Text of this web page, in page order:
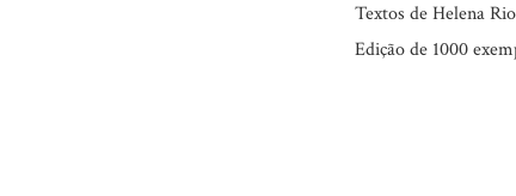
Textos de Helena
Edição de 1000